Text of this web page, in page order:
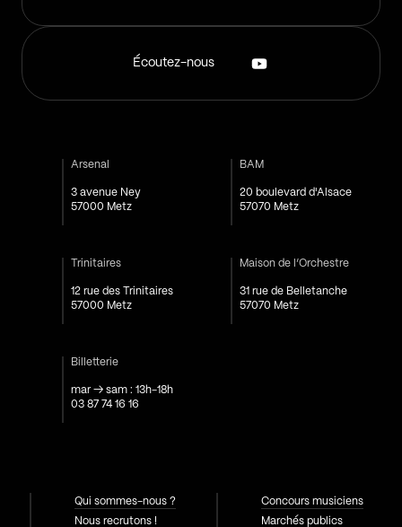
Écoutez-nous
Arsenal
3 avenue Ney
57000 Metz
BAM
20 boulevard d'Alsace
57070 Metz
Trinitaires
12 rue des Trinitaires
57000 Metz
Maison de l’Orchestre
31 rue de Belletanche
57070 Metz
Billetterie
mar → sam : 13h-18h
03 87 74 16 16
Qui sommes-nous ?
Nous recrutons !
Concours musiciens
Marchés publics